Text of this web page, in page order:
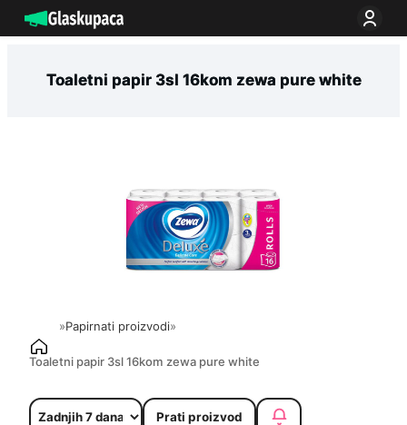
na
Toaletni papir 3sl 16kom zewa pure white
»Papirnati proizvodi»
Toaletni papir 3sl 16kom zewa pure white
Prati proizvod